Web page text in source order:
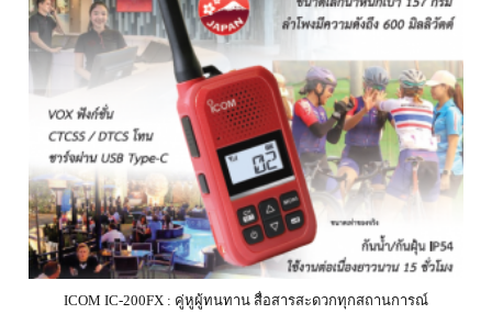
ICOM IC-200FX : คู่หูผู้ทนทาน สื่อสารสะดวกทุกสถานการณ์